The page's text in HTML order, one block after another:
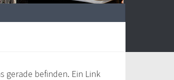
gerade befinden. Ein Link